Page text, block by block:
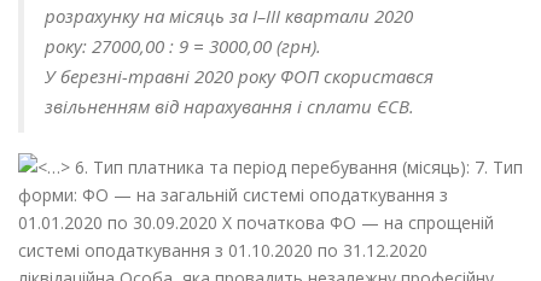
розрахунку на місяць за I–III квартали 2020
року: 27000,00 : 9 = 3000,00 (грн).
У березні-травні 2020 року ФОП скористався
звільненням від нарахування і сплати ЄСВ.